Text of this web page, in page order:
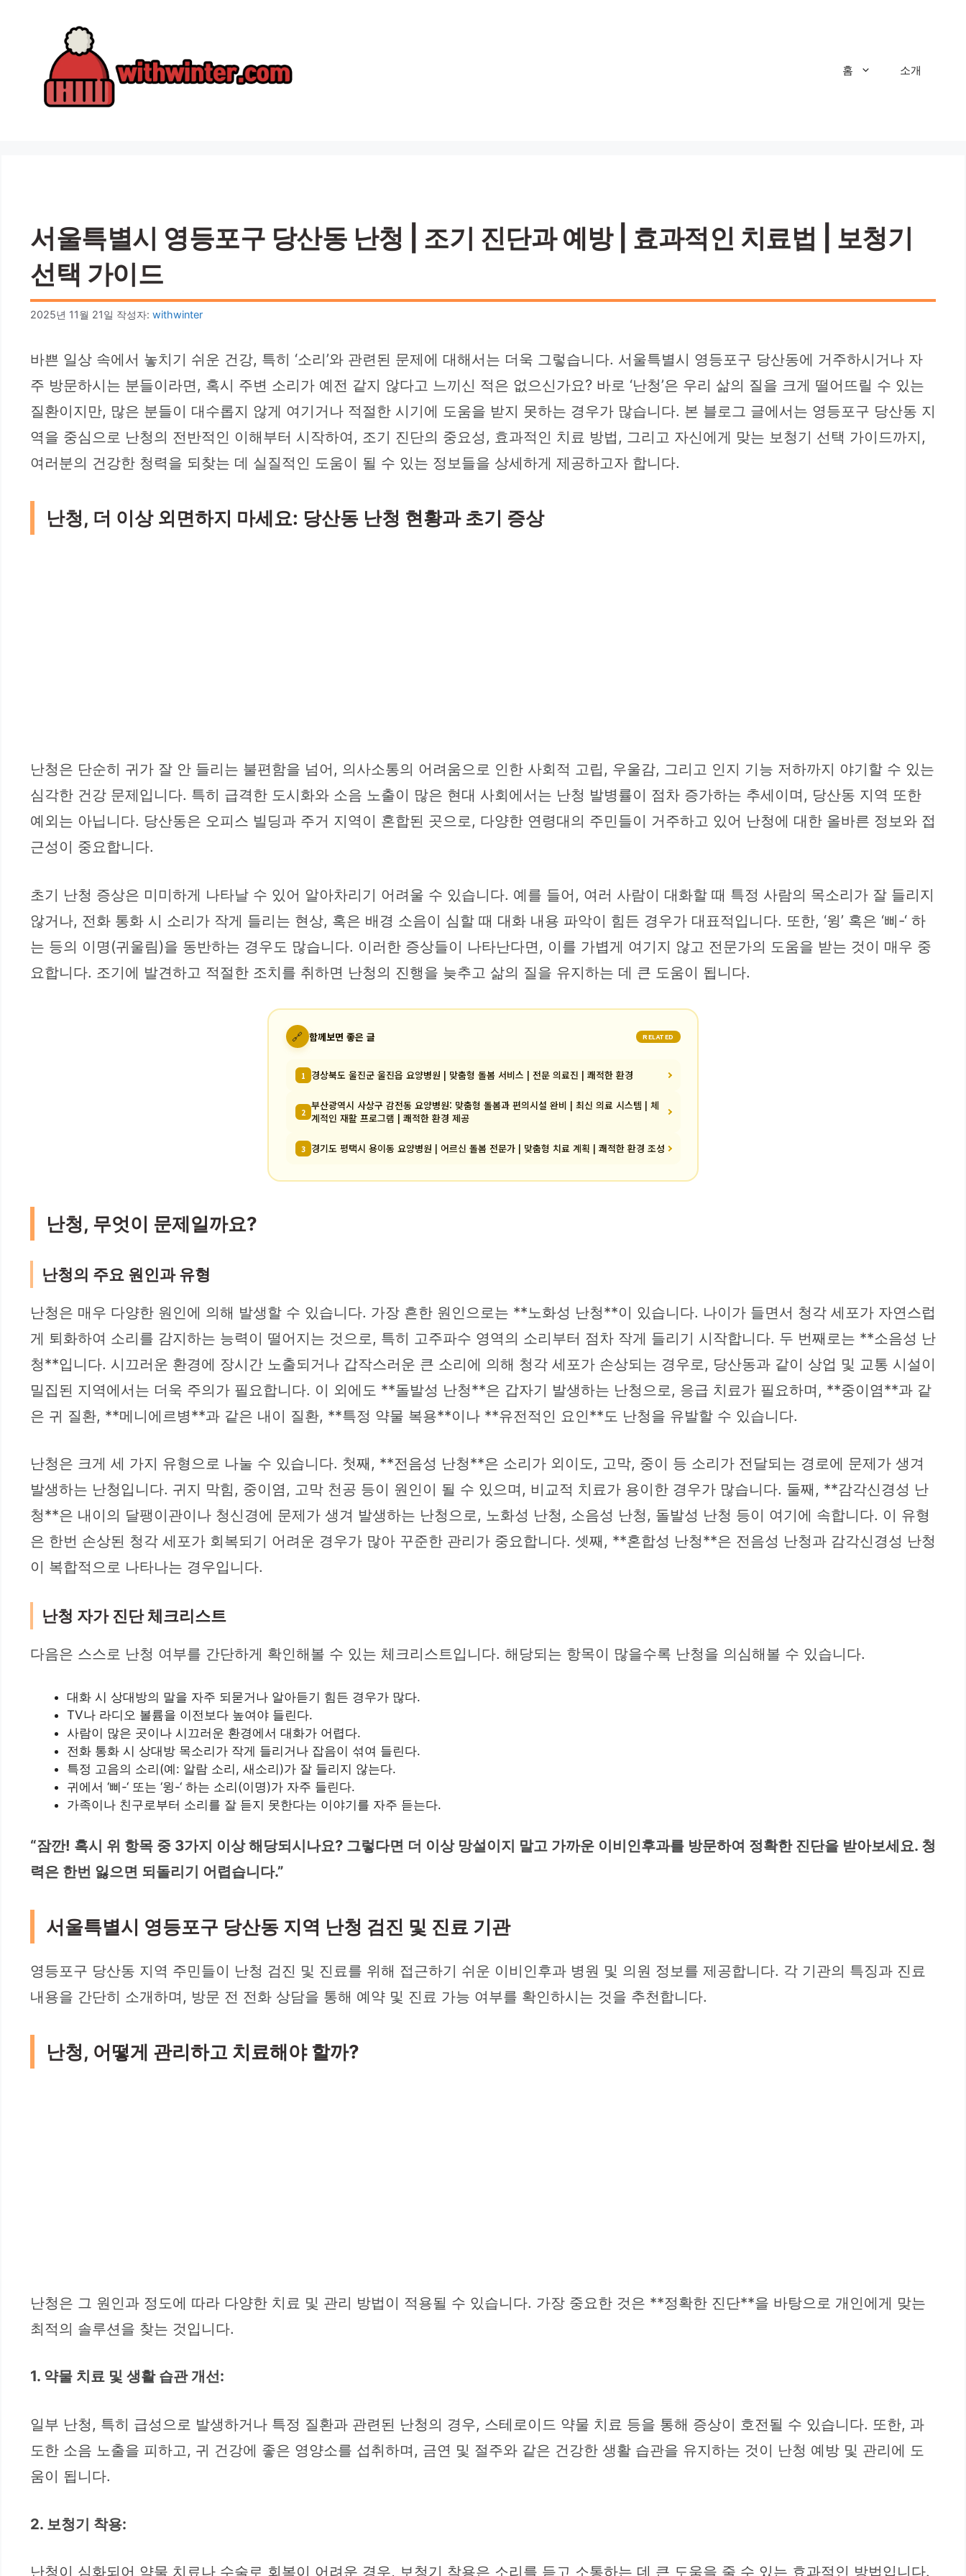
홈 소개
서울특별시 영등포구 당산동 난청 | 조기 진단과 예방 | 효과적인 치료법 | 보청기
선택 가이드
2025년 11월 21일 작성자: withwinter
바쁜 일상 속에서 놓치기 쉬운 건강, 특히 ‘소리’와 관련된 문제에 대해서는 더욱 그렇습니다. 서울특별시 영등포구 당산동에 거주하시거나 자
주 방문하시는 분들이라면, 혹시 주변 소리가 예전 같지 않다고 느끼신 적은 없으신가요? 바로 ‘난청’은 우리 삶의 질을 크게 떨어뜨릴 수 있는
질환이지만, 많은 분들이 대수롭지 않게 여기거나 적절한 시기에 도움을 받지 못하는 경우가 많습니다. 본 블로그 글에서는 영등포구 당산동 지
역을 중심으로 난청의 전반적인 이해부터 시작하여, 조기 진단의 중요성, 효과적인 치료 방법, 그리고 자신에게 맞는 보청기 선택 가이드까지,
여러분의 건강한 청력을 되찾는 데 실질적인 도움이 될 수 있는 정보들을 상세하게 제공하고자 합니다.
난청, 더 이상 외면하지 마세요: 당산동 난청 현황과 초기 증상
난청은 단순히 귀가 잘 안 들리는 불편함을 넘어, 의사소통의 어려움으로 인한 사회적 고립, 우울감, 그리고 인지 기능 저하까지 야기할 수 있는
심각한 건강 문제입니다. 특히 급격한 도시화와 소음 노출이 많은 현대 사회에서는 난청 발병률이 점차 증가하는 추세이며, 당산동 지역 또한
예외는 아닙니다. 당산동은 오피스 빌딩과 주거 지역이 혼합된 곳으로, 다양한 연령대의 주민들이 거주하고 있어 난청에 대한 올바른 정보와 접
근성이 중요합니다.
초기 난청 증상은 미미하게 나타날 수 있어 알아차리기 어려울 수 있습니다. 예를 들어, 여러 사람이 대화할 때 특정 사람의 목소리가 잘 들리지
않거나, 전화 통화 시 소리가 작게 들리는 현상, 혹은 배경 소음이 심할 때 대화 내용 파악이 힘든 경우가 대표적입니다. 또한, ‘윙’ 혹은 ‘삐-‘ 하
는 등의 이명(귀울림)을 동반하는 경우도 많습니다. 이러한 증상들이 나타난다면, 이를 가볍게 여기지 않고 전문가의 도움을 받는 것이 매우 중
요합니다. 조기에 발견하고 적절한 조치를 취하면 난청의 진행을 늦추고 삶의 질을 유지하는 데 큰 도움이 됩니다.
🔗 함께보면 좋은 글 RELATED
1 경상북도 울진군 울진읍 요양병원 | 맞춤형 돌봄 서비스 | 전문 의료진 | 쾌적한 환경
2 부산광역시 사상구 감전동 요양병원: 맞춤형 돌봄과 편의시설 완비 | 최신 의료 시스템 | 체
계적인 재활 프로그램 | 쾌적한 환경 제공
3 경기도 평택시 용이동 요양병원 | 어르신 돌봄 전문가 | 맞춤형 치료 계획 | 쾌적한 환경 조성
난청, 무엇이 문제일까요?
난청의 주요 원인과 유형
난청은 매우 다양한 원인에 의해 발생할 수 있습니다. 가장 흔한 원인으로는 **노화성 난청**이 있습니다. 나이가 들면서 청각 세포가 자연스럽
게 퇴화하여 소리를 감지하는 능력이 떨어지는 것으로, 특히 고주파수 영역의 소리부터 점차 작게 들리기 시작합니다. 두 번째로는 **소음성 난
청**입니다. 시끄러운 환경에 장시간 노출되거나 갑작스러운 큰 소리에 의해 청각 세포가 손상되는 경우로, 당산동과 같이 상업 및 교통 시설이
밀집된 지역에서는 더욱 주의가 필요합니다. 이 외에도 **돌발성 난청**은 갑자기 발생하는 난청으로, 응급 치료가 필요하며, **중이염**과 같
은 귀 질환, **메니에르병**과 같은 내이 질환, **특정 약물 복용**이나 **유전적인 요인**도 난청을 유발할 수 있습니다.
난청은 크게 세 가지 유형으로 나눌 수 있습니다. 첫째, **전음성 난청**은 소리가 외이도, 고막, 중이 등 소리가 전달되는 경로에 문제가 생겨
발생하는 난청입니다. 귀지 막힘, 중이염, 고막 천공 등이 원인이 될 수 있으며, 비교적 치료가 용이한 경우가 많습니다. 둘째, **감각신경성 난
청**은 내이의 달팽이관이나 청신경에 문제가 생겨 발생하는 난청으로, 노화성 난청, 소음성 난청, 돌발성 난청 등이 여기에 속합니다. 이 유형
은 한번 손상된 청각 세포가 회복되기 어려운 경우가 많아 꾸준한 관리가 중요합니다. 셋째, **혼합성 난청**은 전음성 난청과 감각신경성 난청
이 복합적으로 나타나는 경우입니다.
난청 자가 진단 체크리스트
다음은 스스로 난청 여부를 간단하게 확인해볼 수 있는 체크리스트입니다. 해당되는 항목이 많을수록 난청을 의심해볼 수 있습니다.
대화 시 상대방의 말을 자주 되묻거나 알아듣기 힘든 경우가 많다.
TV나 라디오 볼륨을 이전보다 높여야 들린다.
사람이 많은 곳이나 시끄러운 환경에서 대화가 어렵다.
전화 통화 시 상대방 목소리가 작게 들리거나 잡음이 섞여 들린다.
특정 고음의 소리(예: 알람 소리, 새소리)가 잘 들리지 않는다.
귀에서 ‘삐-‘ 또는 ‘윙-‘ 하는 소리(이명)가 자주 들린다.
가족이나 친구로부터 소리를 잘 듣지 못한다는 이야기를 자주 듣는다.
“잠깐! 혹시 위 항목 중 3가지 이상 해당되시나요? 그렇다면 더 이상 망설이지 말고 가까운 이비인후과를 방문하여 정확한 진단을 받아보세요. 청
력은 한번 잃으면 되돌리기 어렵습니다.”
서울특별시 영등포구 당산동 지역 난청 검진 및 진료 기관
영등포구 당산동 지역 주민들이 난청 검진 및 진료를 위해 접근하기 쉬운 이비인후과 병원 및 의원 정보를 제공합니다. 각 기관의 특징과 진료
내용을 간단히 소개하며, 방문 전 전화 상담을 통해 예약 및 진료 가능 여부를 확인하시는 것을 추천합니다.
난청, 어떻게 관리하고 치료해야 할까?
난청은 그 원인과 정도에 따라 다양한 치료 및 관리 방법이 적용될 수 있습니다. 가장 중요한 것은 **정확한 진단**을 바탕으로 개인에게 맞는
최적의 솔루션을 찾는 것입니다.
1. 약물 치료 및 생활 습관 개선:
일부 난청, 특히 급성으로 발생하거나 특정 질환과 관련된 난청의 경우, 스테로이드 약물 치료 등을 통해 증상이 호전될 수 있습니다. 또한, 과
도한 소음 노출을 피하고, 귀 건강에 좋은 영양소를 섭취하며, 금연 및 절주와 같은 건강한 생활 습관을 유지하는 것이 난청 예방 및 관리에 도
움이 됩니다.
2. 보청기 착용:
난청이 심화되어 약물 치료나 수술로 회복이 어려운 경우, 보청기 착용은 소리를 듣고 소통하는 데 큰 도움을 줄 수 있는 효과적인 방법입니다.